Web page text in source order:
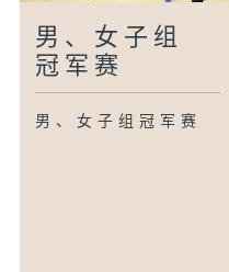
男、女子组
冠军赛
男、女子组冠军赛